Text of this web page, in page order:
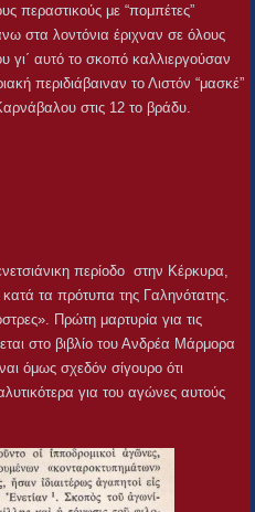
περαστικούς με “πομπέτες”
στα λοντόνια έριχναν σε όλους
γι΄ αυτό το σκοπό καλλιεργούσαν
περιδιάβαιναν το Λιστόν “μασκέ”
στις 12 το βράδυ.
περίοδο στην Κέρκυρα,
τα πρότυπα της Γαληνότατης.
Πρώτη μαρτυρία για τις
στο βιβλίο του Ανδρέα Μάρμορα
όμως σχεδόν σίγουρο ότι
για του αγώνες αυτούς